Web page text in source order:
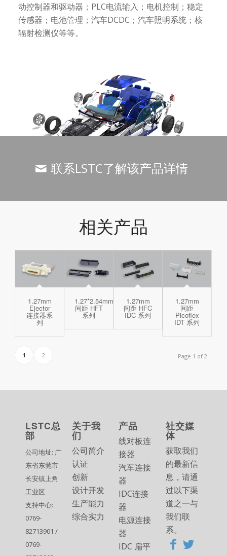
动控制器和驱动器；PLC电流输入；电机控制；稳定
传感器；电池管理；汽车DCDC；汽车照明系统；核
辐射检测仪等等。
联系LSTC了解该产品详情
相关产品
1.27mm
Ejector
连接器系
列
1.27*2.54mm
间距 HFT
系列
1.27mm
间距 HFC
IDC 系列
1.27mm
间距
Picoflex
IDT 系列
Page 1 of 2
1 2
LSTC总
部
公司地址: 广
东省东莞市
长安镇上角
工业区
支持中心:
0769-
82713901 /
0769-
关于我
们
公司简介
认证
创新
设计开发
生产能力
综合实力
产品
线对板连
接器
汽车连接
器
IDC连接
器
电源连接
器
IDC 扁平
社交媒
体
获取我们
的最新信
息，请通
过以下渠
道之一与
我们联
系。